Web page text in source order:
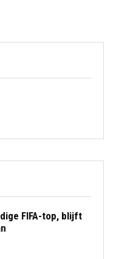
FIFA-top, blijft